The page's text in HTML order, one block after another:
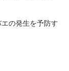
の発生を予防す